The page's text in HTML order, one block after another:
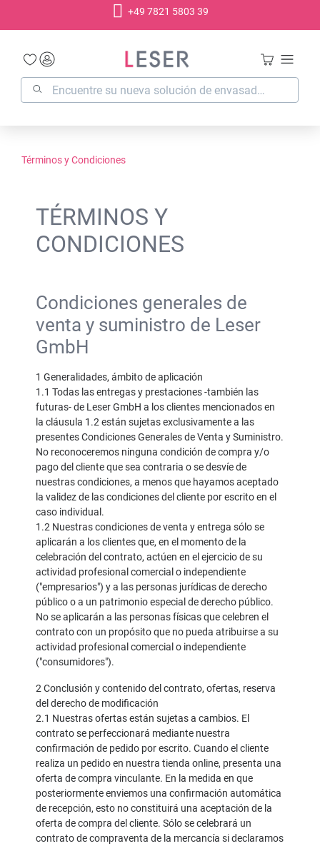
+49 7821 5803 39
Términos y Condiciones
TÉRMINOS Y
CONDICIONES
Condiciones generales de
venta y suministro de Leser
GmbH
1 Generalidades, ámbito de aplicación
1.1 Todas las entregas y prestaciones -también las
futuras- de Leser GmbH a los clientes mencionados en
la cláusula 1.2 están sujetas exclusivamente a las
presentes Condiciones Generales de Venta y Suministro.
No reconoceremos ninguna condición de compra y/o
pago del cliente que sea contraria o se desvíe de
nuestras condiciones, a menos que hayamos aceptado
la validez de las condiciones del cliente por escrito en el
caso individual.
1.2 Nuestras condiciones de venta y entrega sólo se
aplicarán a los clientes que, en el momento de la
celebración del contrato, actúen en el ejercicio de su
actividad profesional comercial o independiente
("empresarios") y a las personas jurídicas de derecho
público o a un patrimonio especial de derecho público.
No se aplicarán a las personas físicas que celebren el
contrato con un propósito que no pueda atribuirse a su
actividad profesional comercial o independiente
("consumidores").
2 Conclusión y contenido del contrato, ofertas, reserva
del derecho de modificación
2.1 Nuestras ofertas están sujetas a cambios. El
contrato se perfeccionará mediante nuestra
confirmación de pedido por escrito. Cuando el cliente
realiza un pedido en nuestra tienda online, presenta una
oferta de compra vinculante. En la medida en que
posteriormente enviemos una confirmación automática
de recepción, esto no constituirá una aceptación de la
oferta de compra del cliente. Sólo se celebrará un
contrato de compraventa de la mercancía si declaramos